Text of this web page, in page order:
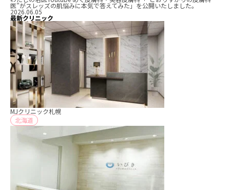
医”がスレッズの肌悩みに本気で答えてみた」を公開いたしました。
2026.06.05
最新クリニック
MJクリニック札幌
北海道